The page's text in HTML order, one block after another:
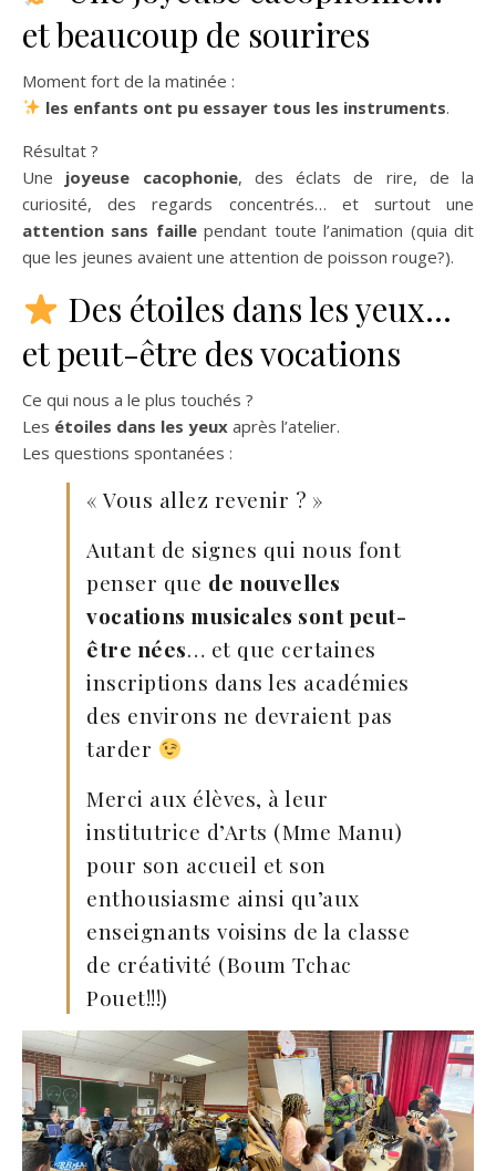
et beaucoup de sourires
Moment fort de la matinée :
les enfants ont pu essayer tous les instruments.
Résultat ?
Une joyeuse cacophonie, des éclats de rire, de la
curiosité, des regards concentrés… et surtout une
attention sans faillependant toute l’animation (quia dit
que les jeunes avaient une attention de poisson rouge?).
Des étoiles dans les yeux…
et peut-être des vocations
Ce qui nous a le plus touchés ?
Les étoiles dans les yeux après l’atelier.
Les questions spontanées :
« Vous allez revenir ? »
Autant de signes qui nous font
penser que de nouvelles
vocations musicales sont peut-
être nées… et que certaines
inscriptions dans les académies
des environs ne devraient pas
tarder
Merci aux élèves, à leur
institutrice d’Arts (Mme Manu)
pour son accueil et son
enthousiasme ainsi qu’aux
enseignants voisins de la classe
de créativité (Boum Tchac
Pouet!!!)